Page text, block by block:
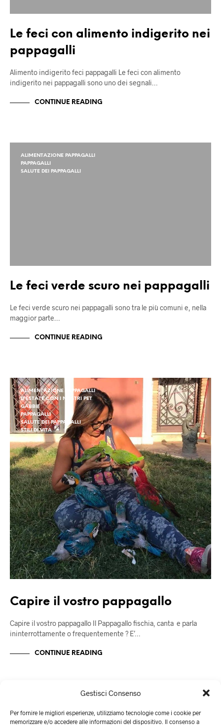
Gestisci Consenso
Per fornire le migliori esperienze, utilizziamo tecnologie come i cookie per
memorizzare e/o accedere alle informazioni del dispositivo. Il consenso a
Le feci con alimento indigerito nei
pappagalli
Alimento indigerito feci pappagalli Le feci con alimento
indigerito nei pappagalli sono uno dei segnali…
CONTINUE READING
ALIMENTAZIONE PAPPAGALLI
PAPPAGALLI
SALUTE DEI PAPPAGALLI
Le feci verde scuro nei pappagalli
Le feci verde scuro nei pappagalli sono tra le più comuni e, nella
maggior parte…
CONTINUE READING
ALIMENTAZIONE PAPPAGALLI
D'ESTATE CON I NOSTRI PET
GABBIE
PAPPAGALLI
SALUTE DEI PAPPAGALLI
STILI DI VITA
Capire il vostro pappagallo
Capire il vostro pappagallo Il Pappagallo fischia, canta e parla
ininterrottamente o frequentemente ? E’…
CONTINUE READING